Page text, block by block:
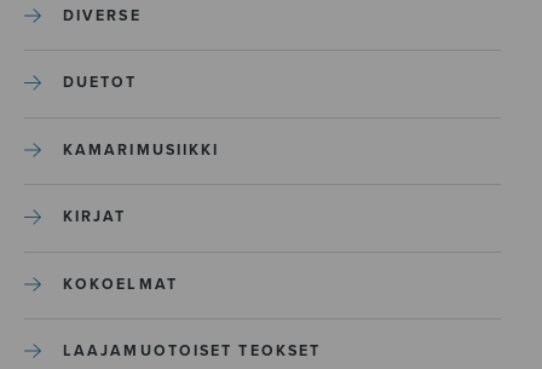
DIVERSE
DUETOT
KAMARIMUSIIKKI
KIRJAT
KOKOELMAT
LAAJAMUOTOISET TEOKSET